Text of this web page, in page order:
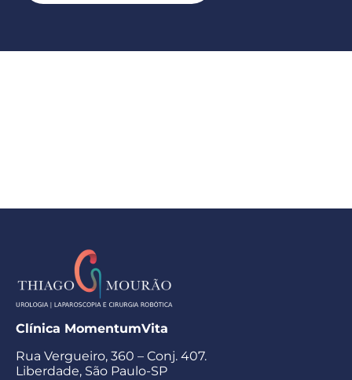
Clínica MomentumVita
Rua Vergueiro, 360 – Conj. 407.
Liberdade, São Paulo-SP